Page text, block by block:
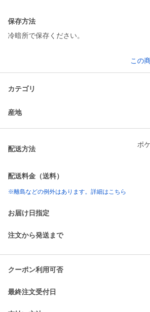
保存方法
冷暗所で保存ください。
この
カテゴリ
産地
配送方法
ポ
配送料金（送料）
※離島などの例外はあります。詳細はこちら
お届け日指定
注文から発送まで
クーポン利用可否
最終注文受付日